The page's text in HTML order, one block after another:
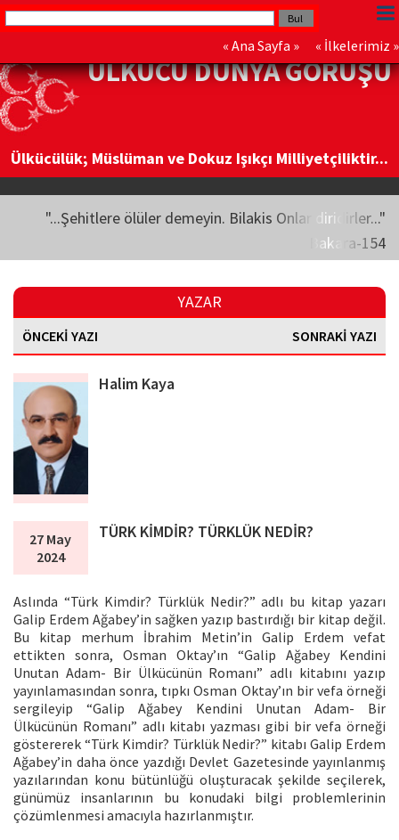
« Ana Sayfa » « İlkelerimiz »
ÜLKÜCÜ DÜNYA GÖRÜŞÜ
Ülkücülük; Müslüman ve Dokuz Işıkçı Milliyetçiliktir...
"...Şehitlere ölüler demeyin. Bilakis Onlar diridirler..."
Bakara-154
YAZAR
ÖNCEKİ YAZI SONRAKİ YAZI
Halim Kaya
27 May
2024
TÜRK KİMDİR? TÜRKLÜK NEDİR?
Aslında “Türk Kimdir? Türklük Nedir?” adlı bu kitap yazarı
Galip Erdem Ağabey’in sağken yazıp bastırdığı bir kitap değil.
Bu kitap merhum İbrahim Metin’in Galip Erdem vefat
ettikten sonra, Osman Oktay’ın “Galip Ağabey Kendini
Unutan Adam- Bir Ülkücünün Romanı” adlı kitabını yazıp
yayınlamasından sonra, tıpkı Osman Oktay’ın bir vefa örneği
sergileyip “Galip Ağabey Kendini Unutan Adam- Bir
Ülkücünün Romanı” adlı kitabı yazması gibi bir vefa örneği
göstererek “Türk Kimdir? Türklük Nedir?” kitabı Galip Erdem
Ağabey’in daha önce yazdığı Devlet Gazetesinde yayınlanmış
yazılarından konu bütünlüğü oluşturacak şekilde seçilerek,
günümüz insanlarının bu konudaki bilgi problemlerinin
çözümlenmesi amacıyla hazırlanmıştır.